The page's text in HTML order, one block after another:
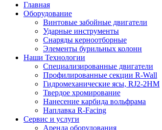
Главная
Оборудование
Винтовые забойные двигатели
Ударные инструменты
Снаряды керноотборные
Элементы бурильных колонн
Наши Технологии
Специализированные двигатели
Профилированные секции R-Wall
Гидромеханические ясы, RJ2-2HM
Твердое хромирование
Нанесение карбида вольфрама
Наплавка R-Facing
Сервис и услуги
Аренда оборудования